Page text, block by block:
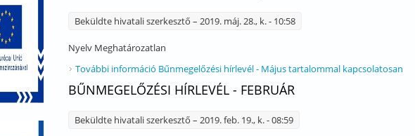
Beküldte hivatali szerkesztő – 2019. máj. 28., k. - 10:58
Nyelv Meghatározatlan
További információ Bűnmegelőzési hírlevél - Május tartalommal kapcsolatosan
BŰNMEGELŐZÉSI HÍRLEVÉL - FEBRUÁR
Beküldte hivatali szerkesztő – 2019. feb. 19., k. - 08:59